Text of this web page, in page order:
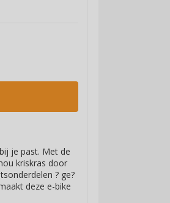
je past. Met de
kriskras door
? ge?
deze e-bike